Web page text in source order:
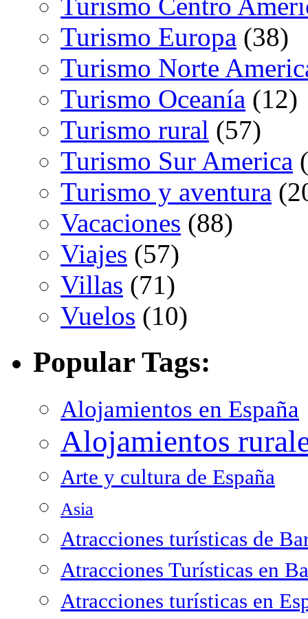
Turismo Europa (38)
Turismo Norte
Turismo Oceanía (12)
Turismo rural (57)
Turismo Sur America
Turismo y aventura
Vacaciones (88)
Viajes (57)
Villas (71)
Vuelos (10)
Popular Tags:
Alojamientos en España
Alojamientos
Arte y cultura de España
Asia
Atracciones turísticas de
Atracciones Turísticas en
Atracciones turísticas en